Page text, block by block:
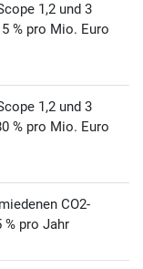
1,2 und 3
% pro Mio. Euro
1,2 und 3
% pro Mio. Euro
CO2-
% pro Jahr